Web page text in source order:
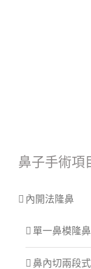
鼻子手術項
內開法隆鼻
單一鼻模隆鼻
鼻內切兩段